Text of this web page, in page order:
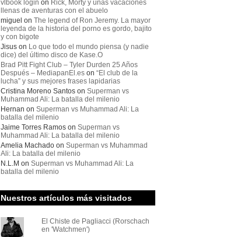
vlbook login on Rick, Morty y unas vacaciones
llenas de aventuras con el abuelo
miguel on The legend of Ron Jeremy. La mayor
leyenda de la historia del porno es gordo, bajito
y con bigote
Jisuson Lo que todo el mundo piensa (y nadie
dice) del último disco de Kase.O
Brad Pitt Fight Club – Tyler Durden 25 Años
Después – MediapanEl.eson “El club de la
lucha” y sus mejores frases lapidarias
Cristina Moreno Santoson Superman vs
Muhammad Ali: La batalla del milenio
Hernan on Superman vs Muhammad Ali: La
batalla del milenio
Jaime Torres Ramoson Superman vs
Muhammad Ali: La batalla del milenio
Amelia Machadoon Superman vs Muhammad
Ali: La batalla del milenio
N.L.M on Superman vs Muhammad Ali: La
batalla del milenio
Nuestros artículos más visitados
El Chiste de Pagliacci (Rorschach
en 'Watchmen')